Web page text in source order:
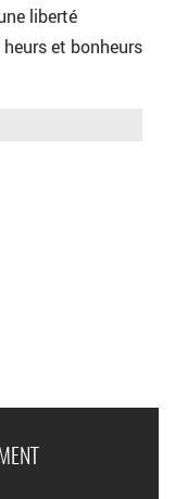
liberté
et bonheurs